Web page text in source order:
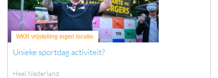
WKR vrijstelling eigen locatie
Unieke sportdag activiteit?
Heel Nederland